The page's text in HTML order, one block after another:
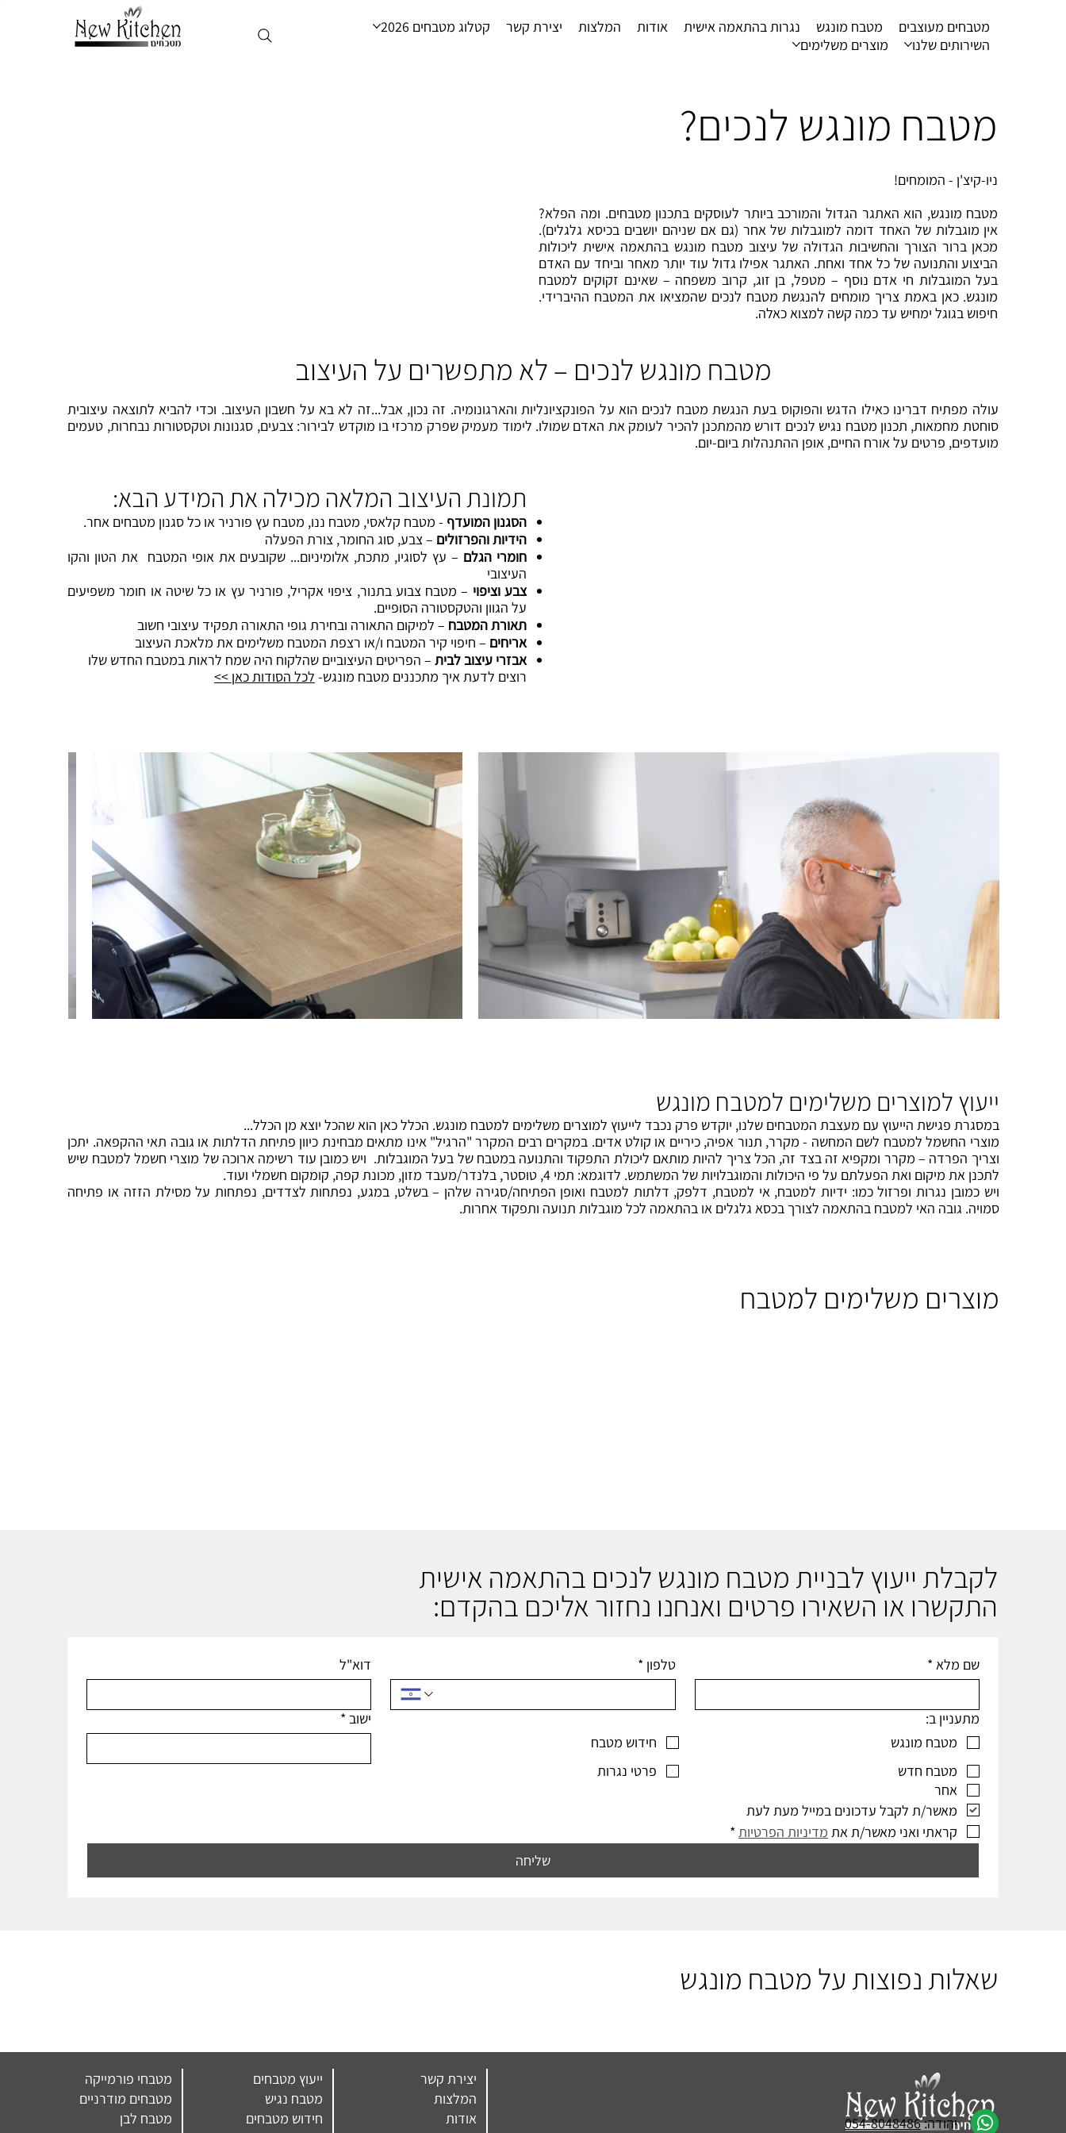
מטבחים מעוצבים מטבח מונגש נגרות בהתאמה אישית אודות המלצות יצירת קשר
קטלוג מטבחים 2026
השירותים שלנו
מוצרים משלימים
מטבח מונגש לנכים?
ניו-קיצ'ן - המומחים!
מטבח מונגש, הוא האתגר הגדול והמורכב ביותר לעוסקים בתכנון מטבחים. ומה הפלא?
אין מוגבלות של האחד דומה למוגבלות של אחר (גם אם שניהם יושבים בכיסא גלגלים).
מכאן ברור הצורך והחשיבות הגדולה של עיצוב מטבח מונגש בהתאמה אישית ליכולות
הביצוע והתנועה של כל אחד ואחת. האתגר אפילו גדול עוד יותר מאחר וביחד עם האדם
בעל המוגבלות חי אדם נוסף – מטפל, בן זוג, קרוב משפחה – שאינם זקוקים למטבח
מונגש. כאן באמת צריך מומחים להנגשת מטבח לנכים שהמציאו את המטבח ההיברידי.
חיפוש בגוגל ימחיש עד כמה קשה למצוא כאלה.
מטבח מונגש לנכים – לא מתפשרים על העיצוב
עולה מפתיח דברינו כאילו הדגש והפוקוס בעת הנגשת מטבח לנכים הוא על הפונקציונליות והארגונומיה. זה נכון, אבל...זה לא בא על חשבון העיצוב. וכדי להביא לתוצאה עיצובית
סוחטת מחמאות, תכנון מטבח נגיש לנכים דורש מהמתכנן להכיר לעומק את האדם שמולו. לימוד מעמיק שפרק מרכזי בו מוקדש לבירור: צבעים, סגנונות וטקסטורות נבחרות, טעמים
מועדפים, פרטים על אורח החיים, אופן ההתנהלות ביום-יום.
תמונת העיצוב המלאה מכילה את המידע הבא:
הסגנון המועדף - מטבח קלאסי, מטבח ננו, מטבח עץ פורניר או כל סגנון מטבחים אחר.
הידיות והפרזולים – צבע, סוג החומר, צורת הפעלה
חומרי הגלם – עץ לסוגיו, מתכת, אלומיניום... שקובעים את אופי המטבח את הטון והקו
העיצובי
צבע וציפוי – מטבח צבוע בתנור, ציפוי אקריל, פורניר עץ או כל שיטה או חומר משפיעים
על הגוון והטקסטורה הסופיים.
תאורת המטבח – למיקום התאורה ובחירת גופי התאורה תפקיד עיצובי חשוב
אריחים – חיפוי קיר המטבח ו/או רצפת המטבח משלימים את מלאכת העיצוב
אבזרי עיצוב לבית – הפריטים העיצוביים שהלקוח היה שמח לראות במטבח החדש שלו
רוצים לדעת איך מתכננים מטבח מונגש- לכל הסודות כאן >>
ייעוץ למוצרים משלימים למטבח מונגש
במסגרת פגישת הייעוץ עם מעצבת המטבחים שלנו, יוקדש פרק נכבד לייעוץ למוצרים משלימים למטבח מונגש. הכלל כאן הוא שהכל יוצא מן הכלל...
מוצרי החשמל למטבח לשם המחשה - מקרר, תנור אפיה, כיריים או קולט אדים. במקרים רבים המקרר "הרגיל" אינו מתאים מבחינת כיוון פתיחת הדלתות או גובה תאי ההקפאה. יתכן
וצריך הפרדה – מקרר ומקפיא זה בצד זה, הכל צריך להיות מותאם ליכולת התפקוד והתנועה במטבח של בעל המוגבלות. ויש כמובן עוד רשימה ארוכה של מוצרי חשמל למטבח שיש
לתכנן את מיקום ואת הפעלתם על פי היכולות והמוגבלויות של המשתמש. לדוגמא: תמי 4, טוסטר, בלנדר/מעבד מזון, מכונת קפה, קומקום חשמלי ועוד.
ויש כמובן נגרות ופרזול כמו: ידיות למטבח, אי למטבח, דלפק, דלתות למטבח ואופן הפתיחה/סגירה שלהן – בשלט, במגע, נפתחות לצדדים, נפתחות על מסילת הזזה או פתיחה
סמויה. גובה האי למטבח בהתאמה לצורך בכסא גלגלים או בהתאמה לכל מוגבלות תנועה ותפקוד אחרות.
מוצרים משלימים למטבח
לקבלת ייעוץ לבניית מטבח מונגש לנכים בהתאמה אישית
התקשרו או השאירו פרטים ואנחנו נחזור אליכם בהקדם:
שם מלא* טלפון * דוא"ל
מתעניין ב:
מטבח מונגש
חידוש מטבח
מטבח חדש
פרטי נגרות
אחר
ישוב *
מאשר/ת לקבל עדכונים במייל מעת לעת
קראתי ואני מאשר/ת את מדיניות הפרטיות*
שליחה
​שאלות נפוצות על מטבח מונגש
יהודה:054-8048486
יצירת קשר
המלצות
אודות
ייעוץ מטבחים
מטבח נגיש
חידוש מטבחים
מטבחי פורמייקה
מטבחים מודרניים
מטבח לבן